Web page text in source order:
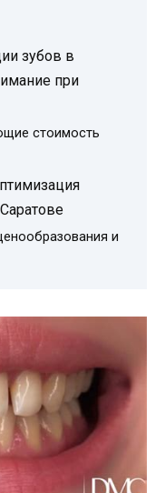
зубов в
при
стоимость
и